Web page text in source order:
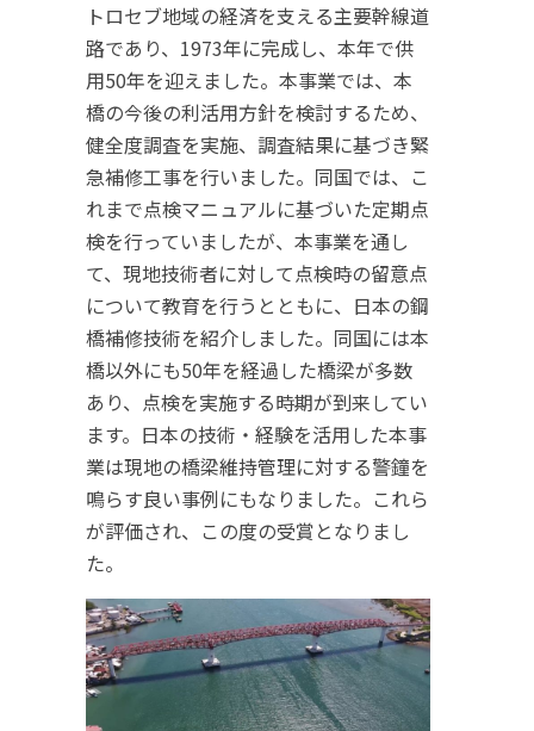
トロセブ地域の経済を支える主要幹線道
路であり、1973年に完成し、本年で供
用50年を迎えました。本事業では、本
橋の今後の利活用方針を検討するため、
健全度調査を実施、調査結果に基づき緊
急補修工事を行いました。同国では、こ
れまで点検マニュアルに基づいた定期点
検を行っていましたが、本事業を通し
て、現地技術者に対して点検時の留意点
について教育を行うとともに、日本の鋼
橋補修技術を紹介しました。同国には本
橋以外にも50年を経過した橋梁が多数
あり、点検を実施する時期が到来してい
ます。日本の技術・経験を活用した本事
業は現地の橋梁維持管理に対する警鐘を
鳴らす良い事例にもなりました。これら
が評価され、この度の受賞となりまし
た。